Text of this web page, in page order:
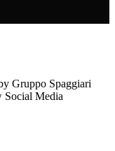
Gruppo Spaggiari
Social Media